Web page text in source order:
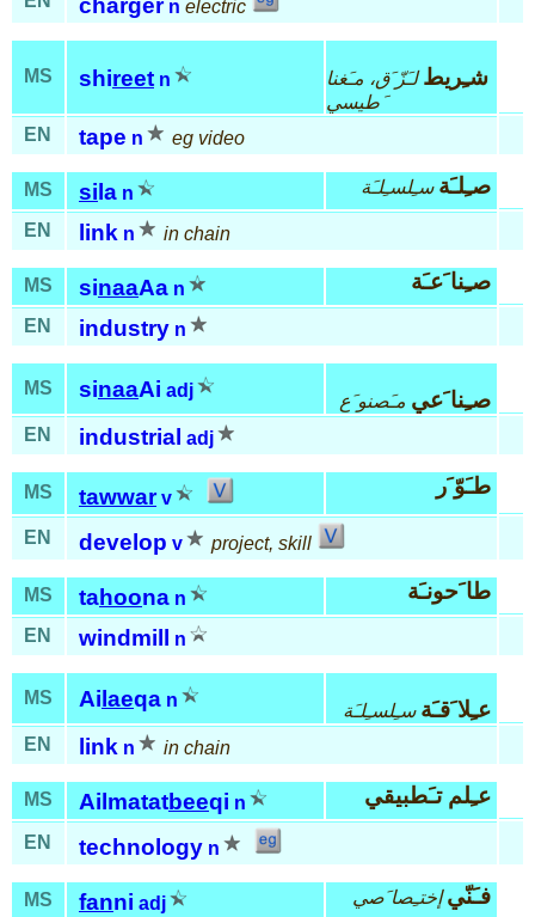
charger n electric
MS shireet n شـِريط لـَزّ َق، مـَغنا
َطيسي
EN
tape n eg video
MS si la n صـِلـَة سـِلسـِلـَة
EN link n in chain
MS sinaaAa n صـِنا َعـَة
EN industry n
MS sinaaAi adj صـِنا َعي مـَصنو َع
EN
industrial adj
MS tawwar v طـَوّ َر
EN develop v project, skill
MS tahoona n طا َحونـَة
EN windmill n
MS Ai laeqa n عـِلا َقـَة سـِلسـِلـَة
EN
link n in chain
MS Ailmatatbeeqi n عـِلم تـَطبيقي
EN technology n
MS fanni adj فـَنّي إختـِصا َصي